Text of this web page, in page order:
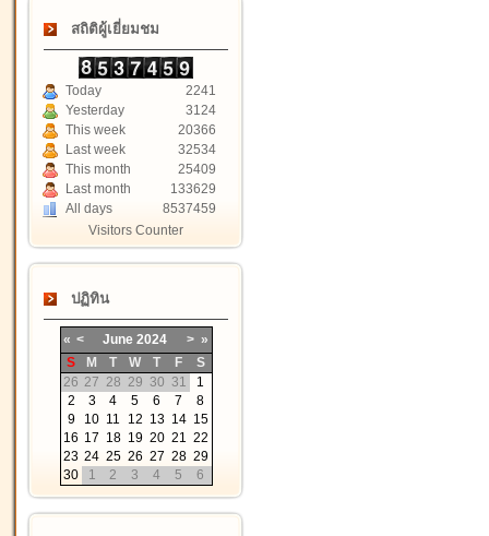
สถิติผู้เยี่ยมชม
Today
2241
Yesterday
3124
This week
20366
Last week
32534
This month
25409
Last month
133629
All days
8537459
Visitors Counter
ปฏิทิน
« < June 2024 > »
S
M T W T F
S
26 27 28 29 30 31
1
2
3 4 5 6 7
8
9
10 11 12 13 14 15
16 17 18 19 20 21 22
23 24 25 26 27 28 29
30
1 2 3 4 5 6